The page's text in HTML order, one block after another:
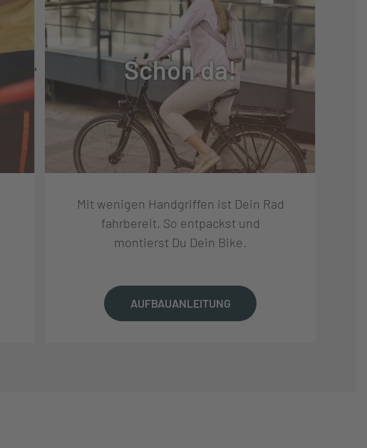
Schon da!
Mit wenigen Handgriffen ist Dein Rad
fahrbereit. So entpackst und
montierst Du Dein Bike.
AUFBAUANLEITUNG